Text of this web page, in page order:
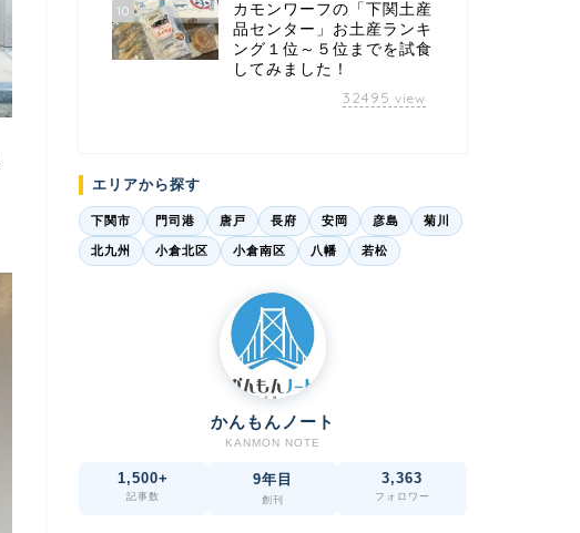
10
カモンワーフの「下関土産
品センター」お土産ランキ
ング１位～５位までを試食
してみました！
32495 view
エリアから探す
下関市 門司港 唐戸 長府 安岡 彦島 菊川
北九州 小倉北区 小倉南区 八幡 若松
かんもんノート
KANMON NOTE
1,500+
記事数
9年目
創刊
3,363
フォロワー